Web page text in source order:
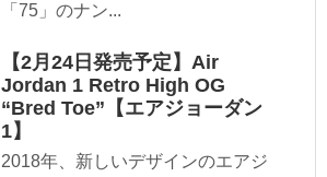
「75」のナン...
【2月24日発売予定】Air
Jordan 1 Retro High OG
“Bred Toe”【エアジョーダン
1】
2018年、新しいデザインのエアジ